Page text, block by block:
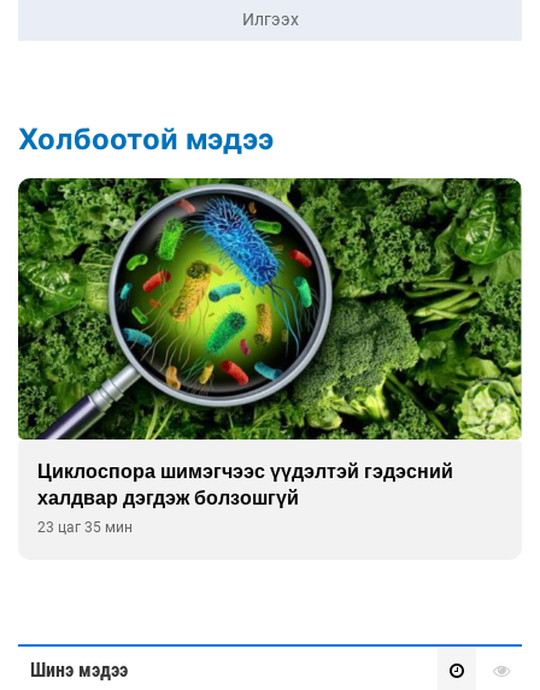
Илгээх
Холбоотой мэдээ
Сэтгэцийн эрүүл мэндэд “санаа тавих” олон
улсын хурал зохион байгуулна
Өчигдөр 16 цаг 00 мин
Шинэ мэдээ